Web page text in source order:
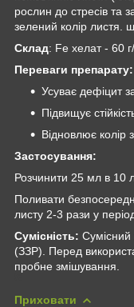
рослин до стресів та
зелений колір
Склад: Fе хелат - 60
Переваги препарату:
Усуває дефіцит
Підвищує
Відновлює колір
Застосування:
Розчинити 25 мл в 10
Поливати
листу 2-3 рази у період
Сумісність: Сумісний
(ЗЗР). Перед
пробне змішування.
Приховати